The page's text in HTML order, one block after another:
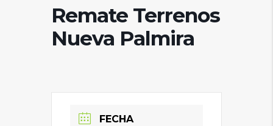
Remate Terrenos
Nueva Palmira
FECHA